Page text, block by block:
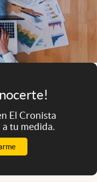
El Cronista
tu medida.